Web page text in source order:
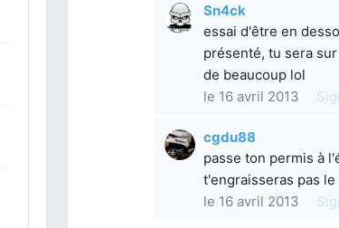
Sn4ck
essai d'être en
présenté, tu sera
de beaucoup lol
le 16 avril 2013
cgdu88
passe ton permis à
t'engraisseras pas
le 16 avril 2013